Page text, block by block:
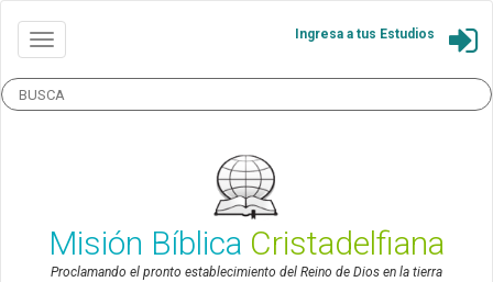
Ingresa a tus Estudios
Misión Bíblica Cristadelfiana
Proclamando el pronto establecimiento del Reino de Dios en la tierra